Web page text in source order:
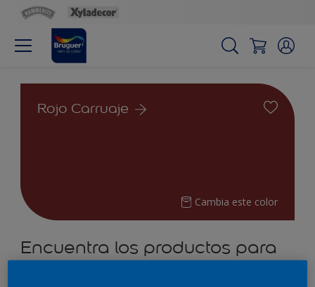
Rojo Carruaje
Cambia este color
Encuentra los productos para
tu proyecto